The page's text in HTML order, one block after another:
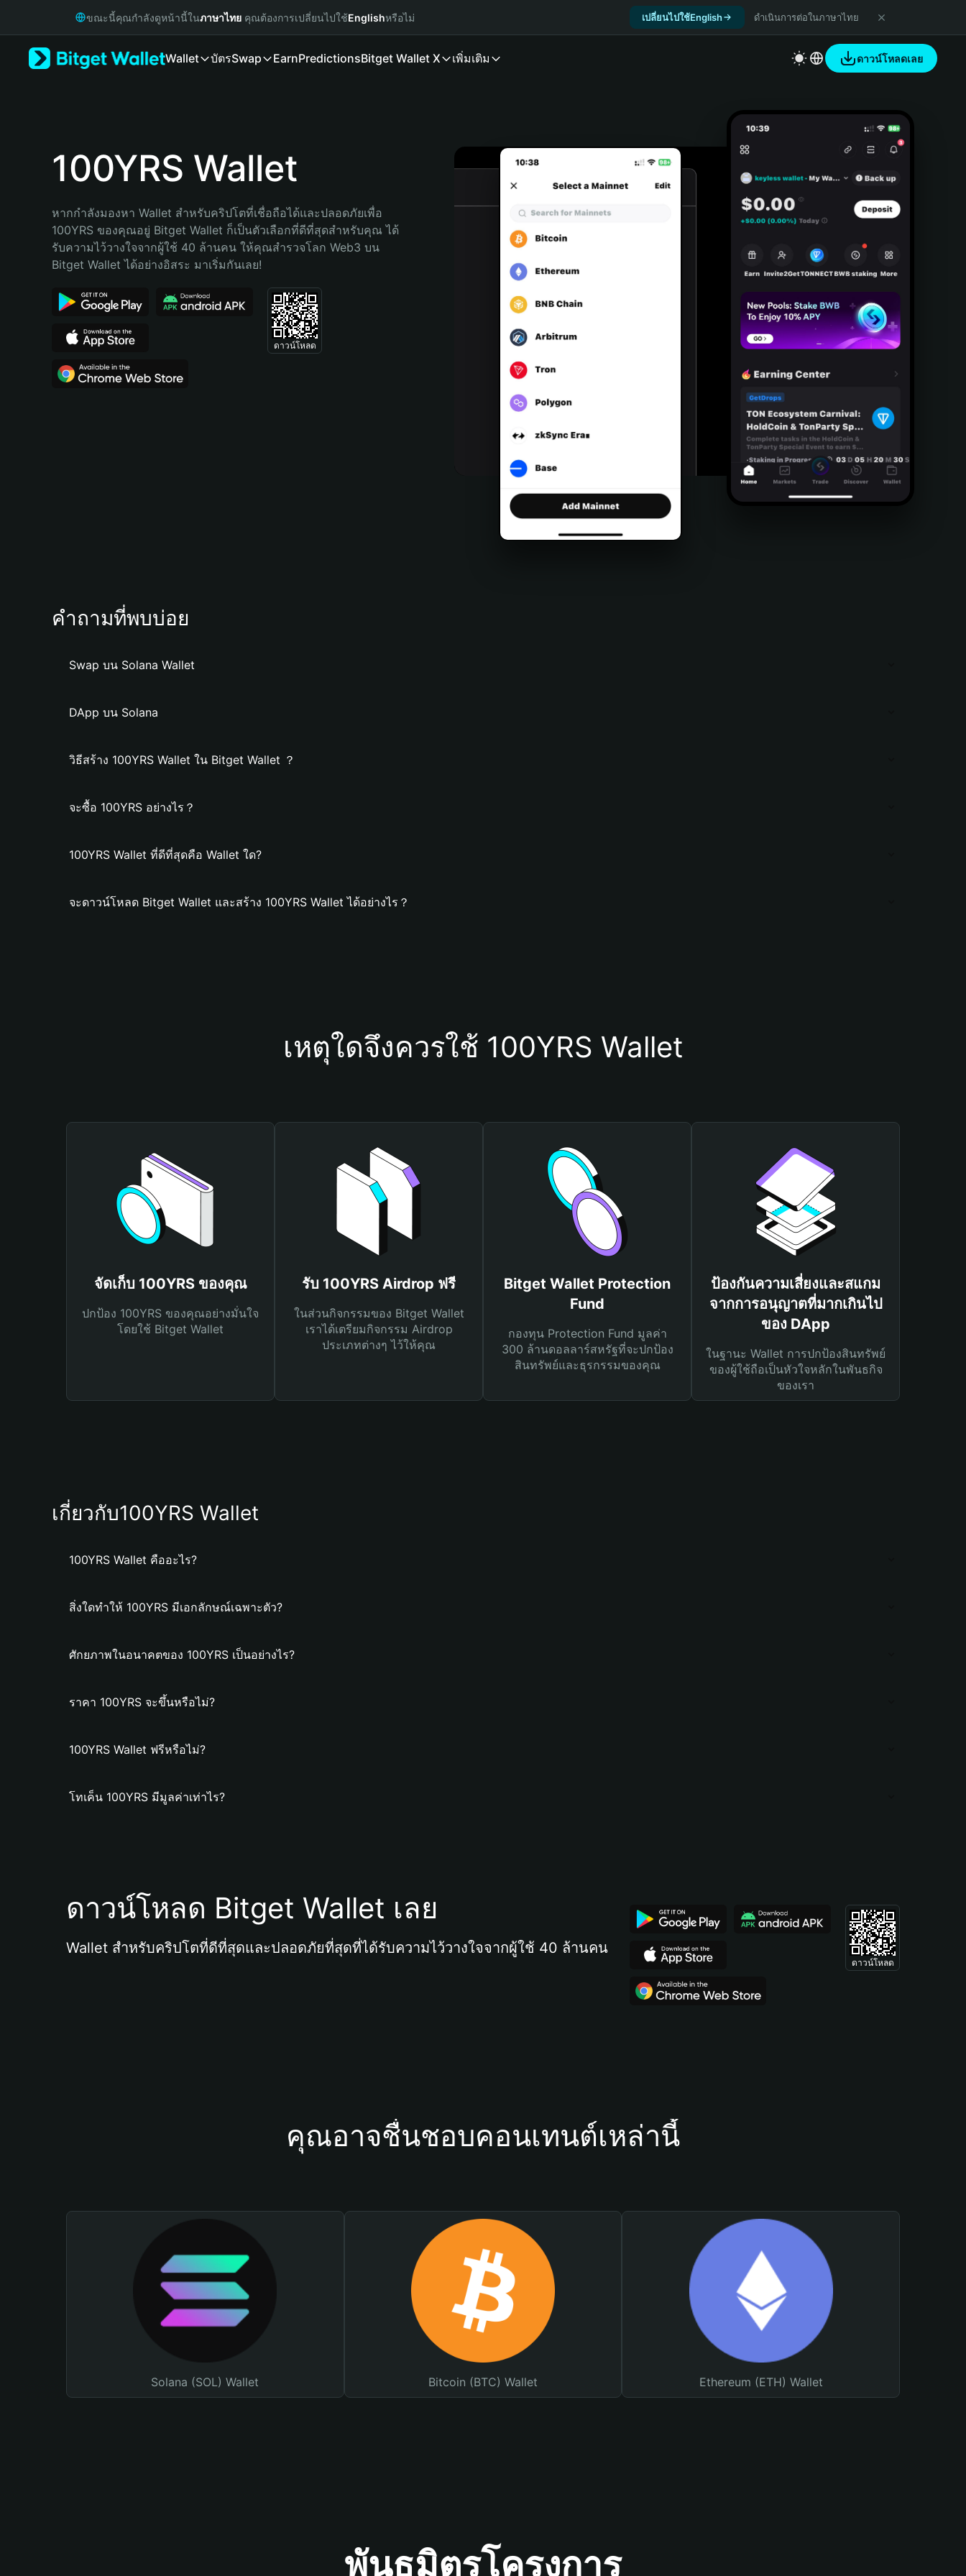
Русский
Bahasa Indonesia
Português (Brasil)
ขณะนี้คุณกำลังดูหน้านี้ในภาษาไทย คุณต้องการเปลี่ยนไปใช้Englishหรือไม่ เปลี่ยนไปใช้English ดำเนินการต่อในภาษาไทย
Wallet บัตรSwap EarnPredictionsBitget Wallet X เพิ่มเติม ดาวน์โหลดเลย
100YRS Wallet
หากกำลังมองหา Wallet สำหรับคริปโตที่เชื่อถือได้และปลอดภัยเพื่อ
100YRS ของคุณอยู่ Bitget Wallet ก็เป็นตัวเลือกที่ดีที่สุดสำหรับคุณ ได้
รับความไว้วางใจจากผู้ใช้ 40 ล้านคน ให้คุณสำรวจโลก Web3 บน
Bitget Wallet ได้อย่างอิสระ มาเริ่มกันเลย!
ดาวน์โหลด
คำถามที่พบบ่อย
Swap บน Solana Wallet
DApp บน Solana
วิธีสร้าง 100YRS Wallet ใน Bitget Wallet ？
จะซื้อ 100YRS อย่างไร？
100YRS Wallet ที่ดีที่สุดคือ Wallet ใด?
จะดาวน์โหลด Bitget Wallet และสร้าง 100YRS Wallet ได้อย่างไร？
เหตุใดจึงควรใช้ 100YRS Wallet
จัดเก็บ 100YRS ของคุณ
ปกป้อง 100YRS ของคุณอย่างมั่นใจ
โดยใช้ Bitget Wallet
รับ 100YRS Airdrop ฟรี
ในส่วนกิจกรรมของ Bitget Wallet
เราได้เตรียมกิจกรรม Airdrop
ประเภทต่างๆ ไว้ให้คุณ
Bitget Wallet Protection
Fund
กองทุน Protection Fund มูลค่า
300 ล้านดอลลาร์สหรัฐที่จะปกป้อง
สินทรัพย์และธุรกรรมของคุณ
ป้องกันความเสี่ยงและสแกม
จากการอนุญาตที่มากเกินไป
ของ DApp
ในฐานะ Wallet การปกป้องสินทรัพย์
ของผู้ใช้ถือเป็นหัวใจหลักในพันธกิจ
ของเรา
เกี่ยวกับ100YRS Wallet
100YRS Wallet คืออะไร?
สิ่งใดทำให้ 100YRS มีเอกลักษณ์เฉพาะตัว?
ศักยภาพในอนาคตของ 100YRS เป็นอย่างไร?
ราคา 100YRS จะขึ้นหรือไม่?
100YRS Wallet ฟรีหรือไม่?
โทเค็น 100YRS มีมูลค่าเท่าไร?
ดาวน์โหลด Bitget Wallet เลย
Wallet สำหรับคริปโตที่ดีที่สุดและปลอดภัยที่สุดที่ได้รับความไว้วางใจจากผู้ใช้ 40 ล้านคน
ดาวน์โหลด
คุณอาจชื่นชอบคอนเทนต์เหล่านี้
Solana (SOL) Wallet Bitcoin (BTC) Wallet Ethereum (ETH) Wallet
พันธมิตรโครงการ